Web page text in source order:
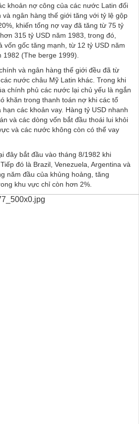
khoản nợ công của các nước Latin đối
ngân hàng thế giới tăng với tỷ lệ gộp
khiến tổng nợ vay đã tăng từ 75 tỷ
315 tỷ USD năm 1983, trong đó,
vốn gốc tăng mạnh, từ 12 tỷ USD năm
1982 (The berge 1999).
và ngân hàng thế giới đều đã từ
nước châu Mỹ Latin khác. Trong khi
chính phủ các nước lại chủ yếu là ngắn
khăn trong thanh toán nợ khi các tổ
các khoản vay. Hàng tỷ USD nhanh
và các dòng vốn bắt đầu thoái lui khỏi
và các nước không còn có thể vay
đây bắt đầu vào tháng 8/1982 khi
đó là Brazil, Venezuela, Argentina và
năm đầu của khủng hoảng, tăng
khu vực chỉ còn hơn 2%.